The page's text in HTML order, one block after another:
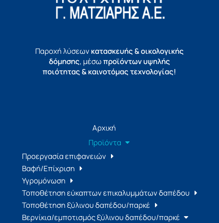
Παροχή λύσεωνκατασκευής & οικολογικής
δόμησης, μέσωπροϊόντων υψηλής
ποιότητας & καινοτόμας τεχνολογίας!
Αρχική
Προϊόντα
Προεργασία επιφανειών
Βαφή/Επίχριση
Υγρομόνωση
Τοποθέτηση εύκαπτων επικαλυμμάτων δαπέδου
Τοποθέτηση ξύλινου δαπέδου/παρκέ
Βερνίκια/εμποτισμός ξύλινου δαπέδου/παρκέ